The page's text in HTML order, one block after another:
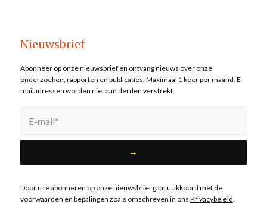
Nieuwsbrief
Abonneer op onze nieuwsbrief en ontvang nieuws over onze
onderzoeken, rapporten en publicaties. Maximaal 1 keer per maand. E-
mailadressen worden niet aan derden verstrekt.
Door u te abonneren op onze nieuwsbrief gaat u akkoord met de
voorwaarden en bepalingen zoals omschreven in ons Privacybeleid.